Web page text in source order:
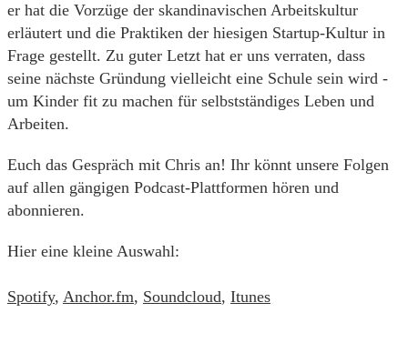
er hat die Vorzüge der skandinavischen Arbeitskultur
erläutert und die Praktiken der hiesigen Startup-Kultur in
Frage gestellt. Zu guter Letzt hat er uns verraten, dass
seine nächste Gründung vielleicht eine Schule sein wird -
um Kinder fit zu machen für selbstständiges Leben und
Arbeiten.
Euch das Gespräch mit Chris an! Ihr könnt unsere Folgen
auf allen gängigen Podcast-Plattformen hören und
abonnieren.
Hier eine kleine Auswahl:
Spotify, Anchor.fm, Soundcloud, Itunes